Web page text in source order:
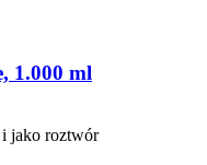
1.000 ml
jako roztwór